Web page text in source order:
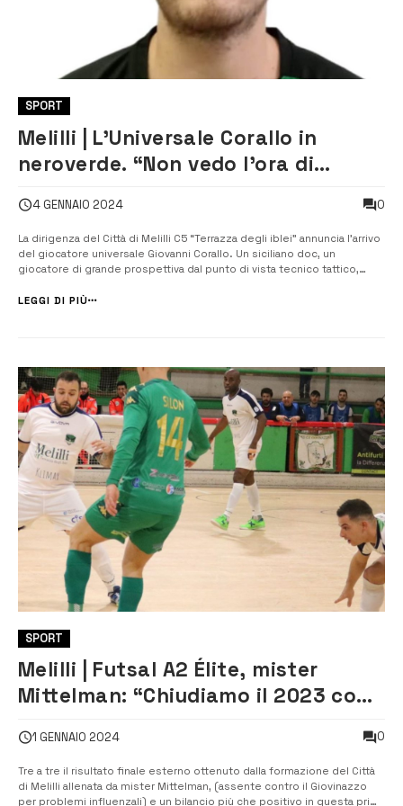
SPORT
Melilli | L’Universale Corallo in
neroverde. “Non vedo l’ora di
4 GENNAIO 2024 0
La dirigenza del Città di Melilli C5 “Terrazza degli iblei” annuncia l’arrivo
del giocatore universale Giovanni Corallo. Un siciliano doc, un
giocatore di grande prospettiva dal punto di vista tecnico tattico,
B e A2 ha messo a segno la bellezza di 86 [&helli...
LEGGI DI PIÙ
SPORT
Melilli | Futsal A2 Élite, mister
Mittelman: “Chiudiamo il 2023 con
1 GENNAIO 2024 0
Tre a tre il risultato finale esterno ottenuto dalla formazione del Città
di Melilli allenata da mister Mittelman, (assente contro il Giovinazzo
per problemi influenzali) e un bilancio più che positivo in questa prima